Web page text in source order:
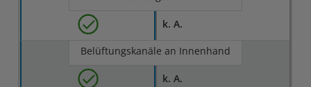
k. A.
Belüftungskanäle an Innenhand
k. A.